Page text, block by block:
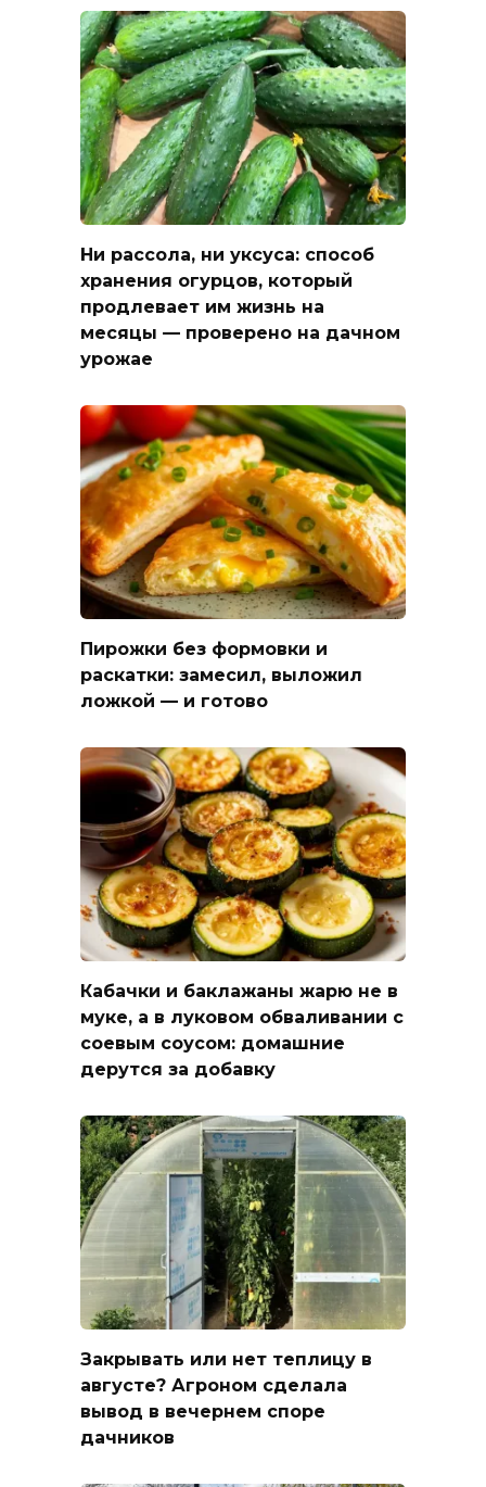
Ни рассола, ни уксуса: способ
хранения огурцов, который
продлевает им жизнь на
месяцы — проверено на дачном
урожае
Пирожки без формовки и
раскатки: замесил, выложил
ложкой — и готово
Кабачки и баклажаны жарю не в
муке, а в луковом обваливании с
соевым соусом: домашние
дерутся за добавку
Закрывать или нет теплицу в
августе? Агроном сделала
вывод в вечернем споре
дачников